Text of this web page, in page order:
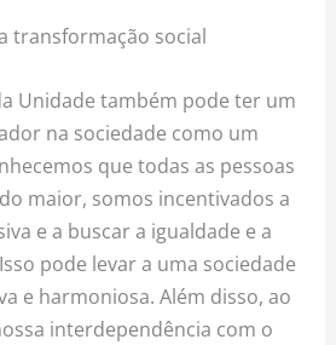
transformação social
Unidade também pode ter um
na sociedade como um
que todas as pessoas
maior, somos incentivados a
e a buscar a igualdade e a
pode levar a uma sociedade
e harmoniosa. Além disso, ao
interdependência com o